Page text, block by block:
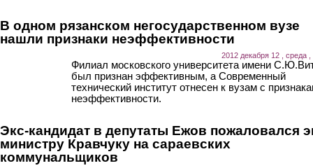
В одном рязанском негосударственном вузе
нашли признаки неэффективности
2012 декабря 12 , среда ,
Филиал московского университета имени
был признан эффективным, а Современный
технический институт отнесен к вузам с
неэффективности.
Экс-кандидат в депутаты Ежов пожаловался
министру Кравчуку на сараевских
коммунальщиков